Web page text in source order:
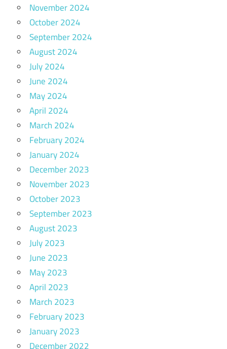
November 2024
October 2024
September 2024
August 2024
July 2024
June 2024
May 2024
April 2024
March 2024
February 2024
January 2024
December 2023
November 2023
October 2023
September 2023
August 2023
July 2023
June 2023
May 2023
April 2023
March 2023
February 2023
January 2023
December 2022